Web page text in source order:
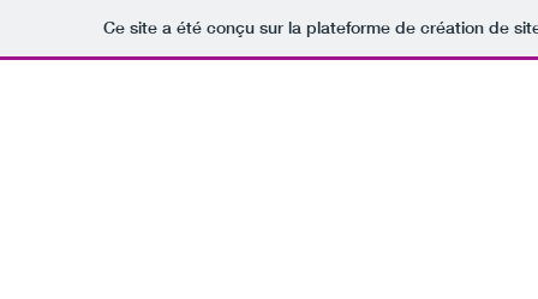
Ce site a été conçu sur la plateforme de création de